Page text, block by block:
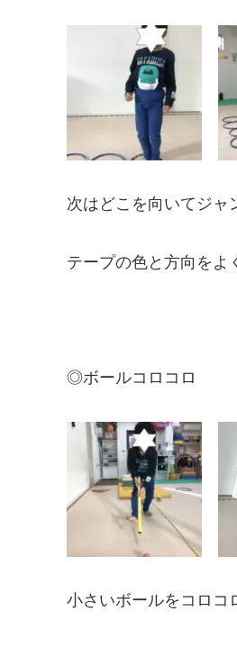
次はどこを向いてジャ
テープの色と方向をよ
◎ボールコロコロ
小さいボールをコロ